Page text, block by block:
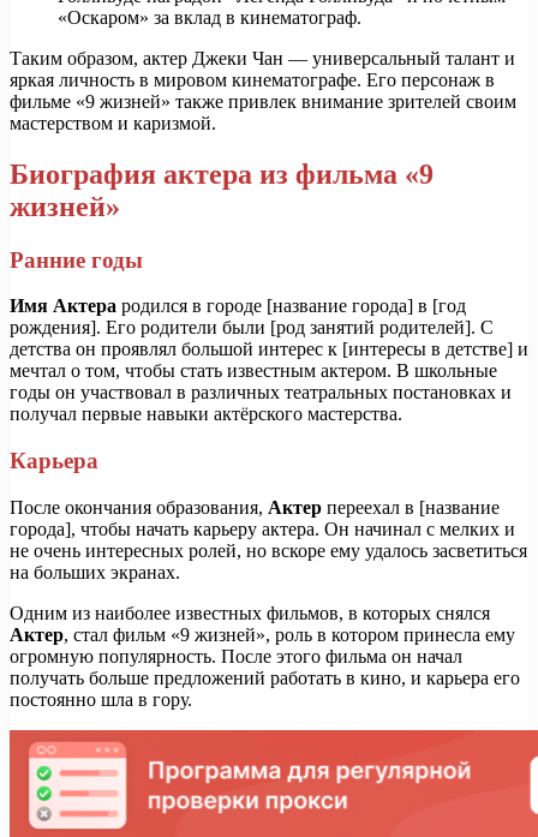
«Оскаром» за вклад в кинематограф.
Таким образом, актер Джеки Чан — универсальный талант и
яркая личность в мировом кинематографе. Его персонаж в
фильме «9 жизней» также привлек внимание зрителей своим
мастерством и каризмой.
Биография актера из фильма «9
жизней»
Ранние годы
Имя Актера родился в городе [название города] в [год
рождения]. Его родители были [род занятий родителей]. С
детства он проявлял большой интерес к [интересы в детстве] и
мечтал о том, чтобы стать известным актером. В школьные
годы он участвовал в различных театральных постановках и
получал первые навыки актёрского мастерства.
Карьера
После окончания образования, Актер переехал в [название
города], чтобы начать карьеру актера. Он начинал с мелких и
не очень интересных ролей, но вскоре ему удалось засветиться
на больших экранах.
Одним из наиболее известных фильмов, в которых снялся
Актер, стал фильм «9 жизней», роль в котором принесла ему
огромную популярность. После этого фильма он начал
получать больше предложений работать в кино, и карьера его
постоянно шла в гору.